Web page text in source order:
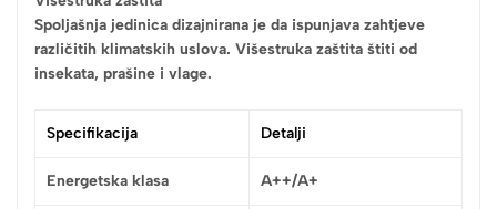
Spoljašnja jedinica dizajnirana je da ispunjava zahtjeve
različitih klimatskih uslova. Višestruka zaštita štiti od
insekata, prašine i vlage.
Specifikacija Detalji
Energetska klasa A++/A+